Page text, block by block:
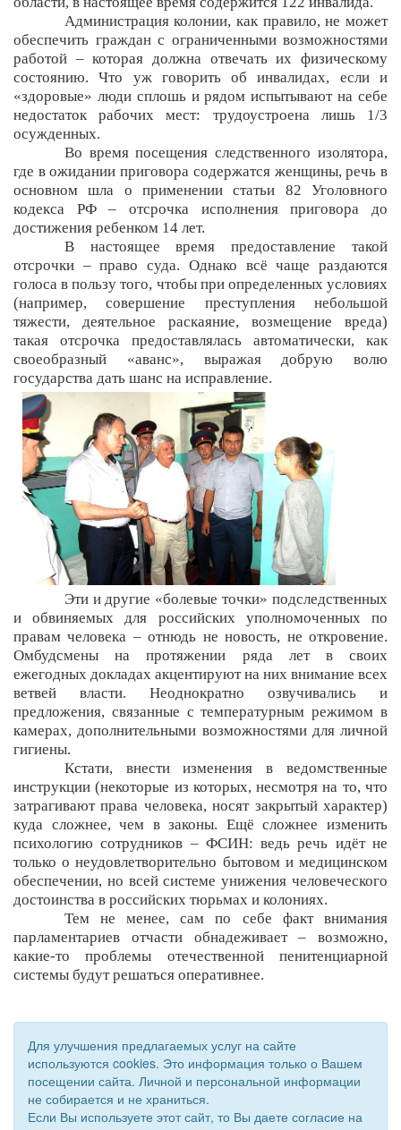
Администрация колонии, как правило, не может
обеспечить граждан с ограниченными возможностями
работой – которая должна отвечать их физическому
состоянию. Что уж говорить об инвалидах, если и
«здоровые» люди сплошь и рядом испытывают на себе
недостаток рабочих мест: трудоустроена лишь 1/3
осужденных.
Во время посещения следственного изолятора,
где в ожидании приговора содержатся женщины, речь в
основном шла о применении статьи 82 Уголовного
кодекса РФ – отсрочка исполнения приговора до
достижения ребенком 14 лет.
В настоящее время предоставление такой
отсрочки – право суда. Однако всё чаще раздаются
голоса в пользу того, чтобы при определенных условиях
(например, совершение преступления небольшой
тяжести, деятельное раскаяние, возмещение вреда)
такая отсрочка предоставлялась автоматически, как
своеобразный «аванс», выражая добрую волю
государства дать шанс на исправление.
Эти и другие «болевые точки» подследственных
и обвиняемых для российских уполномоченных по
правам человека – отнюдь не новость, не откровение.
Омбудсмены на протяжении ряда лет в своих
ежегодных докладах акцентируют на них внимание всех
ветвей власти. Неоднократно озвучивались и
предложения, связанные с температурным режимом в
камерах, дополнительными возможностями для личной
гигиены.
Кстати, внести изменения в ведомственные
инструкции (некоторые из которых, несмотря на то, что
затрагивают права человека, носят закрытый характер)
куда сложнее, чем в законы. Ещё сложнее изменить
психологию сотрудников – ФСИН: ведь речь идёт не
только о неудовлетворительно бытовом и медицинском
обеспечении, но всей системе унижения человеческого
достоинства в российских тюрьмах и колониях.
Тем не менее, сам по себе факт внимания
парламентариев отчасти обнадеживает – возможно,
какие-то проблемы отечественной пенитенциарной
системы будут решаться оперативнее.
Для улучшения предлагаемых услуг на сайте
используются cookies. Это информация только о Вашем
посещении сайта. Личной и персональной информации
не собирается и не храниться.
Если Вы используете этот сайт, то Вы даете согласие на